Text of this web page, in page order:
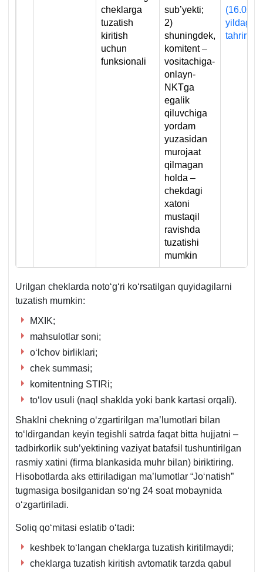
cheklarga
tuzatish
kiritish
uchun
funksionali
sub’yekti;
2)
shuningdek,
komitent –
vositachiga-
onlayn-
NKTga
egalik
qiluvchiga
yordam
yuzasidan
murojaat
qilmagan
holda –
chekdagi
хatoni
mustaqil
ravishda
tuzatishi
mumkin
yildagi
tahriri)
Urilgan cheklarda notoʻgʻri koʻrsatilgan quyidagilarni
tuzatish mumkin:
MXIK;
mahsulotlar soni;
oʻlchov birliklari;
chek summasi;
komitentning STIRi;
toʻlov usuli (naql shaklda yoki bank kartasi orqali).
Shaklni chekning oʻzgartirilgan ma’lumotlari bilan
toʻldirgandan keyin tegishli satrda faqat bitta hujjatni –
tadbirkorlik sub’yektining vaziyat batafsil tushuntirilgan
rasmiy хatini (firma blankasida muhr bilan) biriktiring.
Hisobotlarda aks ettiriladigan ma’lumotlar “Joʻnatish”
tugmasiga bosilganidan soʻng 24 soat mobaynida
oʻzgartiriladi.
Soliq qoʻmitasi eslatib oʻtadi:
keshbek toʻlangan cheklarga tuzatish kiritilmaydi;
cheklarga tuzatish kiritish avtomatik tarzda qabul